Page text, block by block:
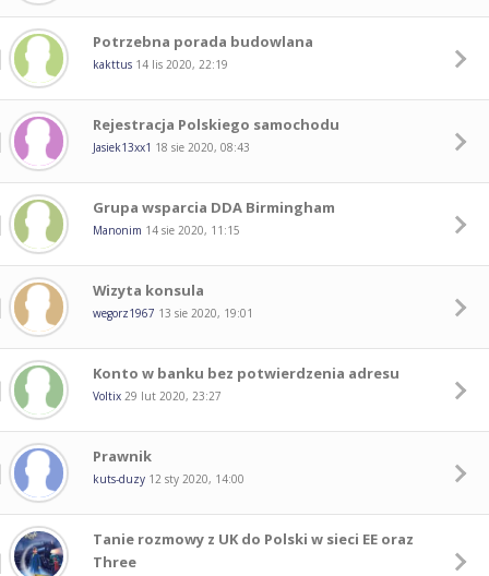
Potrzebna porada budowlana
kakttus 14 lis 2020, 22:19
Rejestracja Polskiego samochodu
Jasiek13xx1 18 sie 2020, 08:43
Grupa wsparcia DDA Birmingham
Manonim 14 sie 2020, 11:15
Wizyta konsula
wegorz1967 13 sie 2020, 19:01
Konto w banku bez potwierdzenia adresu
Voltix 29 lut 2020, 23:27
Prawnik
kuts-duzy 12 sty 2020, 14:00
Tanie rozmowy z UK do Polski w sieci EE oraz
Three